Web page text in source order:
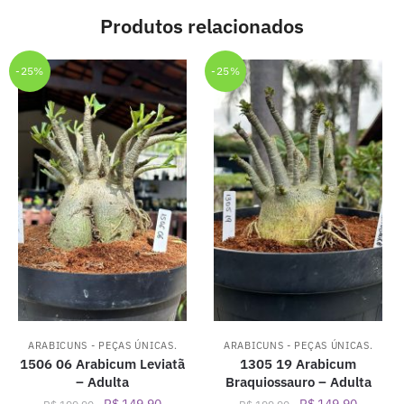
Produtos relacionados
-25%
ARABICUNS - PEÇAS ÚNICAS.
1506 06 Arabicum Leviatã
– Adulta
-25%
ARABICUNS - PEÇAS ÚNICAS.
1305 19 Arabicum
Braquiossauro – Adulta